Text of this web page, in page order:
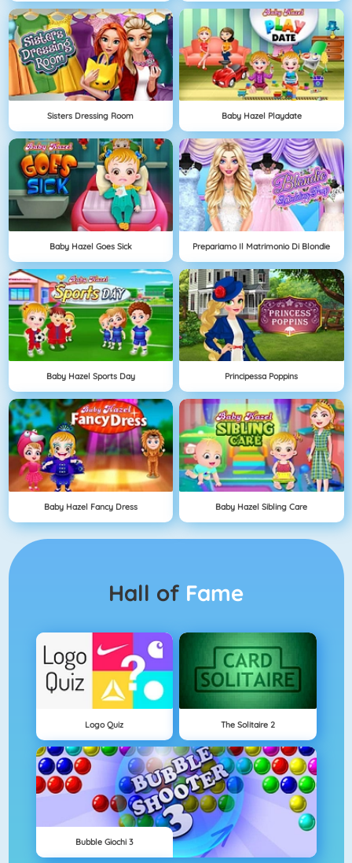
Sisters Dressing Room Baby Hazel Playdate
Baby Hazel Goes Sick Prepariamo Il Matrimonio Di Blondie
Baby Hazel Sports Day Principessa Poppins
Baby Hazel Fancy Dress Baby Hazel Sibling Care
Hall of Fame
Logo Quiz The Solitaire 2
Bubble Giochi 3